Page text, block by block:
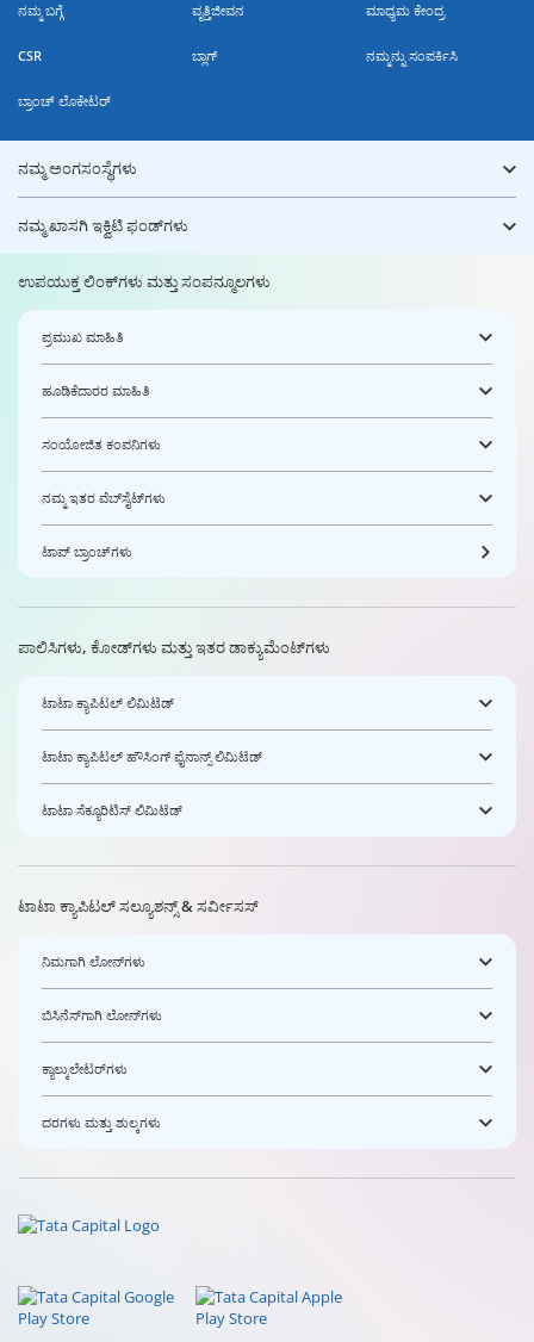
ನಮ್ಮ ಬಗ್ಗೆ ವೃತ್ತಿಜೀವನ ಮಾಧ್ಯಮ ಕೇಂದ್ರ
CSR ಬ್ಲಾಗ್ ನಮ್ಮನ್ನು ಸಂಪರ್ಕಿಸಿ
ಬ್ರಾಂಚ್ ಲೊಕೇಟರ್
ನಮ್ಮ ಅಂಗಸಂಸ್ಥೆಗಳು
ನಮ್ಮ ಖಾಸಗಿ ಇಕ್ವಿಟಿ ಫಂಡ್‌ಗಳು
ಉಪಯುಕ್ತ ಲಿಂಕ್‌ಗಳು ಮತ್ತು ಸಂಪನ್ಮೂಲಗಳು
ಪ್ರಮುಖ ಮಾಹಿತಿ
ಹೂಡಿಕೆದಾರರ ಮಾಹಿತಿ
ಸಂಯೋಜಿತ ಕಂಪನಿಗಳು
ನಮ್ಮ ಇತರ ವೆಬ್‌ಸೈಟ್‌ಗಳು
ಟಾಪ್ ಬ್ರಾಂಚ್‌ಗಳು
ಪಾಲಿಸಿಗಳು, ಕೋಡ್‌ಗಳು ಮತ್ತು ಇತರ ಡಾಕ್ಯುಮೆಂಟ್‌ಗಳು
ಟಾಟಾ ಕ್ಯಾಪಿಟಲ್ ಲಿಮಿಟೆಡ್
ಟಾಟಾ ಕ್ಯಾಪಿಟಲ್ ಹೌಸಿಂಗ್ ಫೈನಾನ್ಸ್ ಲಿಮಿಟೆಡ್
ಟಾಟಾ ಸೆಕ್ಯೂರಿಟಿಸ್ ಲಿಮಿಟೆಡ್
ಟಾಟಾ ಕ್ಯಾಪಿಟಲ್ ಸಲ್ಯೂಶನ್ಸ್ & ಸರ್ವೀಸಸ್
ನಿಮಗಾಗಿ ಲೋನ್‌ಗಳು
ಬಿಸಿನೆಸ್‌ಗಾಗಿ ಲೋನ್‌ಗಳು
ಕ್ಯಾಲ್ಕುಲೇಟರ್‌ಗಳು
ದರಗಳು ಮತ್ತು ಶುಲ್ಕಗಳು